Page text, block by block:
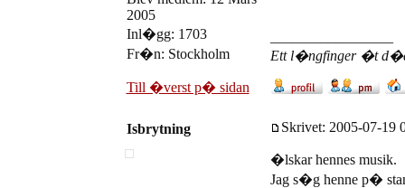
2005
Inl�gg: 1703
Fr�n: Stockholm
Ett l�ngfinger �t
Till �verst p� sidan
Isbrytning Skrivet: 2005-07-19
�lskar hennes musik.
Jag s�g henne p�